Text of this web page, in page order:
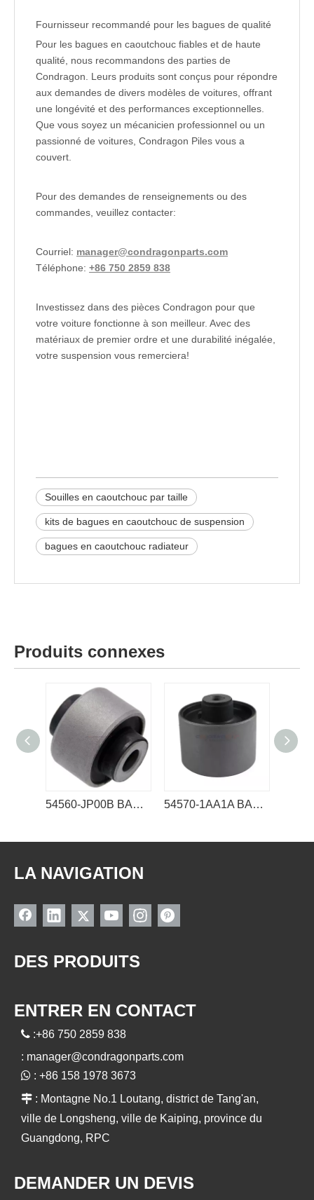
Fournisseur recommandé pour les bagues de qualité
Pour les bagues en caoutchouc fiables et de haute
qualité, nous recommandons des parties de
Condragon. Leurs produits sont conçus pour répondre
aux demandes de divers modèles de voitures, offrant
une longévité et des performances exceptionnelles.
Que vous soyez un mécanicien professionnel ou un
passionné de voitures, Condragon Piles vous a
couvert.
Pour des demandes de renseignements ou des
commandes, veuillez contacter:
Courriel: manager@condragonparts.com
Téléphone: +86 750 2859 838
Investissez dans des pièces Condragon pour que
votre voiture fonctionne à son meilleur. Avec des
matériaux de premier ordre et une durabilité inégalée,
votre suspension vous remerciera!
Souilles en caoutchouc par taille
kits de bagues en caoutchouc de suspension
bagues en caoutchouc radiateur
Produits connexes
54560-JP00B BAGUE DE PIÈCE EN CAOUTCHOUC NISSAN 54570-1AA1A BAGUE DE PIÈCE EN CAOUTCHOUC NISSAN
LA NAVIGATION
DES PRODUITS
ENTRER EN CONTACT
 :+86 750 2859 838
: manager@condragonparts.com
 : +86 158 1978 3673
 : Montagne No.1 Loutang, district de Tang'an,
ville de Longsheng, ville de Kaiping, province du
Guangdong, RPC
DEMANDER UN DEVIS